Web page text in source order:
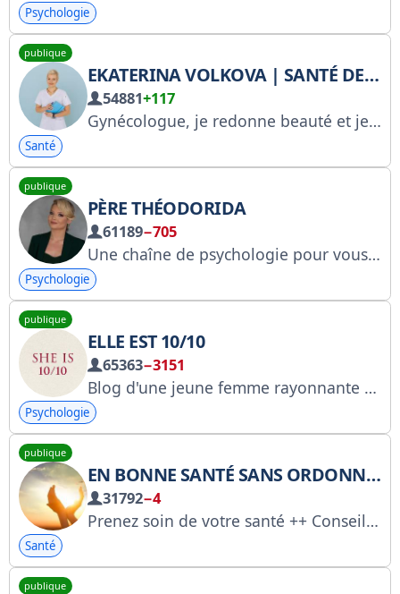
Psychologie
publique
EKATERINA VOLKOVA | SANTÉ DES FEMMES 35+
54881+117
Gynécologue, je redonne beauté et jeunesse aux femmes de plus de 35 ans. VK : https://vk.com/volkovaforwomen Instagram : https://www.instagram.com/volkova_for_women 4980424150
Santé
publique
PÈRE THÉODORIDA
61189−705
Une chaîne de psychologie pour vous aider à atteindre un tout nouveau niveau de vie. Le service d'assistance @tf_info. Sans publicité. Bot Telegram @kurs_feodoridy_bot
Psychologie
publique
ELLE EST 10/10
65363−3151
Blog d'une jeune femme rayonnante et pleine d'assurance : « La confiance et la beauté sont les plus beaux atouts d'une femme. » Collaboration/publicité : @sportydany @poLya_pr Via la plateforme : https://telega.in/c/sheis10l10 rkn : https://clck.ru/3G65Sb
Psychologie
publique
EN BONNE SANTÉ SANS ORDONNANCE
31792−4
Prenez soin de votre santé ++ Conseils d'auto-assistance ++
Santé
publique